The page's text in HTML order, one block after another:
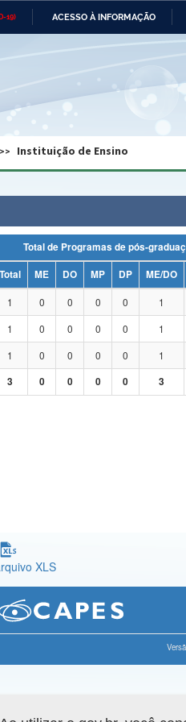
19) ACESSO À INFORMAÇÃO
Ministério das Relações
e
Banco Central do Brasil
Instituição de Ensino
Total de Programas de pós-
Total ME DO MP DP ME/DO
1 0 0 0 0 1
1 0 0 0 0 1
1 0 0 0 0 1
3 0 0 0 0 3
XLS